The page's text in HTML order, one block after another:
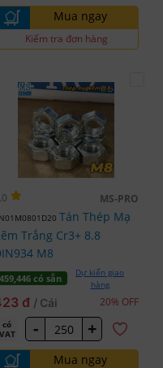
Mua ngay
Kiểm tra đơn hàng
MS-PRO
Tán Thép Mạ
Trắng Cr3+ 8.8
M8
459,446 có sẵn
Dự kiến giao
hàng
đ / Cái 20% OFF
có
VAT
- +
Mua ngay